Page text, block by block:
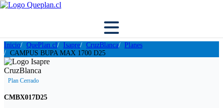
Inicio QuePlan.cl Isapre CruzBlanca
Planes
CAMPUS BUPA MAX 1700 D25
Plan Cerrado
CMBX017D25